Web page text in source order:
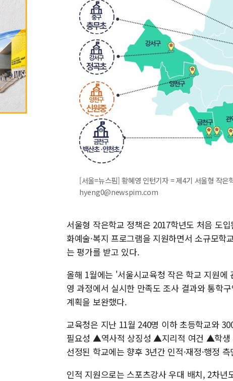
[서울=뉴스핌] 황혜영 인턴기자 = 제4기 서울형 작
hyeng0@newspim.com
서울형 작은학교 정책은 2017학년도 처음 도
화예술·복지 프로그램을 지원하면서 소규모
는 평가를 받고 있다.
올해 1월에는 '서울시교육청 작은 학교 지원에
영 과정에서 실시한 만족도 조사 결과와 통학
계획을 보완했다.​
교육청은 지난 11월 240명 이하 초등학교와
필요성 ▲역사적 상징성 ▲지리적 여건 ▲학생
선정된 학교에는 향후 3년간 인적·재정·행정
인적 지원으로는 스포츠강사 우대 배치, 2차